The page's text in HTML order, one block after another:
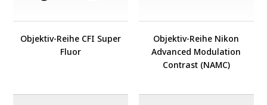
Objektiv-Reihe CFI Super
Fluor
Objektiv-Reihe Nikon
Advanced Modulation
Contrast (NAMC)